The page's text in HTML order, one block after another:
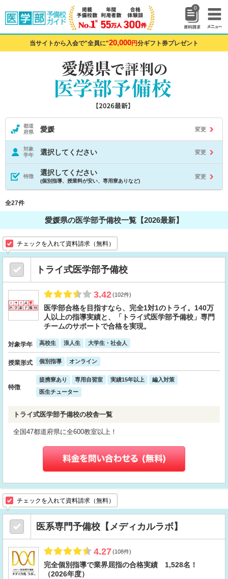
0
当サイトから入会で"全員に"20,000円分ギフト券プレゼント
都道
府県
愛媛 変更
対象
学年
選択してください 変更
特徴 選択してください
(個別指導、授業料が安い、専用寮ありなど)
変更
全27件
愛媛県の医学部予備校一覧【2026最新】
チェックを入れて資料請求（無料）
トライ式医学部予備校
3.42(102件)
医学部合格を目指すなら、完全1対1のトライ。140万
人以上の指導実績と、「トライ式医学部予備校」専門
チームのサポートで合格を実現。
対象学年 高校生 浪人生 大学生・社会人
授業形式 個別指導 オンライン
特徴
提携寮あり 専用自習室 実績15年以上
編入対策
医生チューター
トライ式医学部予備校の校舎一覧
全国47都道府県に全600教室以上！
チェックを入れて資料請求（無料）
医系専門予備校【メディカルラボ】
4.27(108件)
完全個別指導で業界屈指の合格実績 1,528名！
（2026年度）